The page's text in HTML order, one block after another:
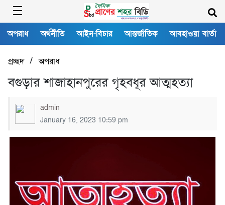
অপরাধ অর্থনীতি আইন-বিচার আন্তর্জাতিক আবহাওয়া বার্তা
প্রচ্ছদ/অপরাধ
বগুড়ার শাজাহানপুরের গৃহবধূর আত্মহত্যা
admin
January 16, 2023 10:59 pm